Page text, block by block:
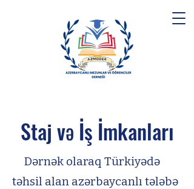
Staj və İş İmkanları
Dərnək olaraq Türkiyədə
təhsil alan azərbaycanlı tələbə